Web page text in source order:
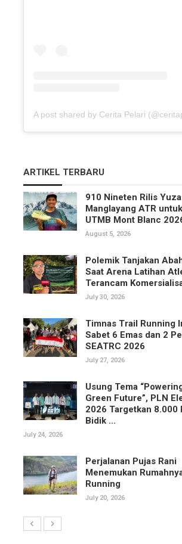
A post shared by Cerita Pelari
ARTIKEL TERBARU
910 Nineten Rilis Yuza
Manglayang ATR
UTMB Mont Blanc
August 5, 2026
Polemik Tanjakan
Saat Arena Latihan
Terancam
July 30, 2026
Timnas Trail Running
Sabet 6 Emas dan 2
SEATRC 2026
July 27, 2026
Usung Tema
Green Future”, PLN
2026 Targetkan 8.000
Bidik ...
July 24, 2026
Perjalanan Pujas Rani
Menemukan
Running
July 20, 2026